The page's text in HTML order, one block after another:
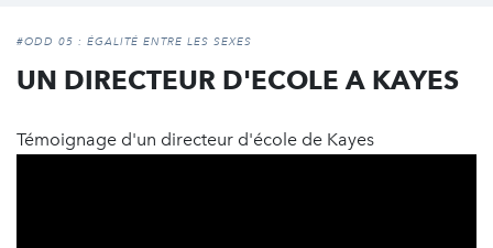
l'engagement
#ODD 05 : ÉGALITÉ ENTRE LES SEXES
UN DIRECTEUR D'ECOLE A KAYES
Témoignage d'un directeur d'école de Kayes